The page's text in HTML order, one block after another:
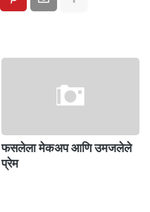
फसलेला मेकअप आणि उमजलेले
प्रेम